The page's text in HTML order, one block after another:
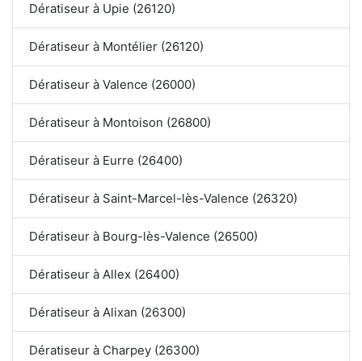
Dératiseur à Upie (26120)
Dératiseur à Montélier (26120)
Dératiseur à Valence (26000)
Dératiseur à Montoison (26800)
Dératiseur à Eurre (26400)
Dératiseur à Saint-Marcel-lès-Valence (26320)
Dératiseur à Bourg-lès-Valence (26500)
Dératiseur à Allex (26400)
Dératiseur à Alixan (26300)
Dératiseur à Charpey (26300)